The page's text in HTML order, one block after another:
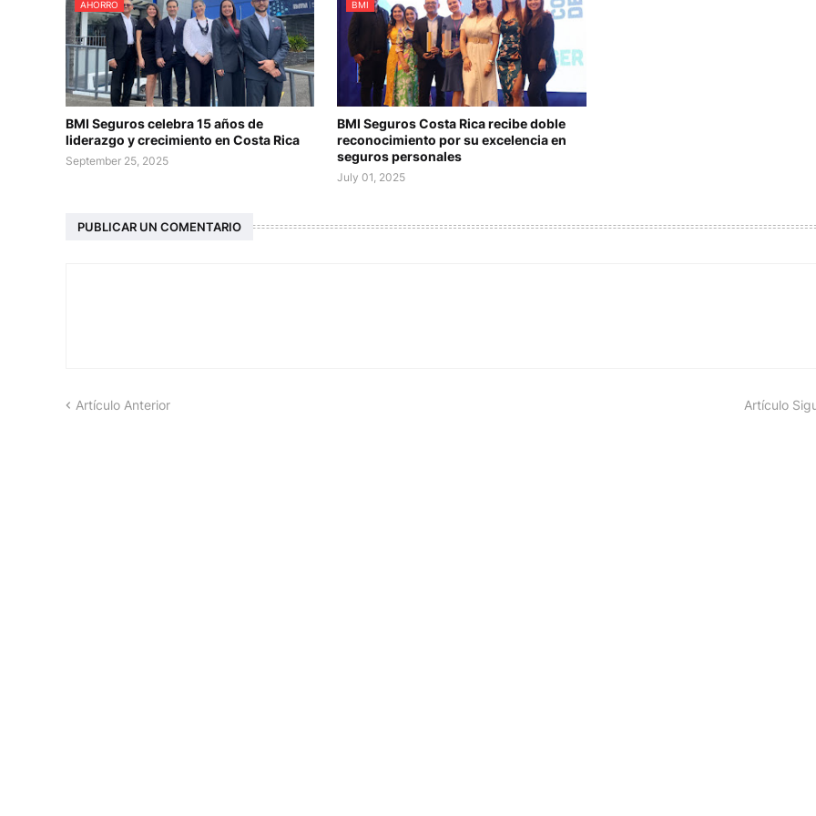
AHORRO
BMI Seguros celebra 15 años de
liderazgo y crecimiento en Costa Rica
September 25, 2025
BMI
BMI Seguros Costa Rica recibe doble
reconocimiento por su excelencia en
seguros personales
July 01, 2025
PUBLICAR UN COMENTARIO
Artículo Anterior Artículo